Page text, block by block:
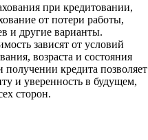
при кредитовании,
от потери работы,
и другие варианты.
зависят от условий
возраста и состояния
кредита позволяет
и уверенность в будущем,
сторон.